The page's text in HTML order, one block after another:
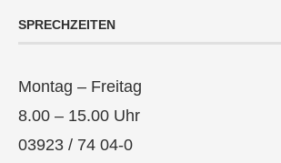
SPRECHZEITEN
Montag – Freitag
8.00 – 15.00 Uhr
03923 / 74 04-0